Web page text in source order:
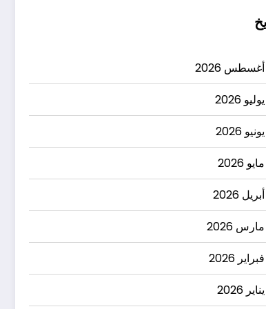
أغسطس 2026
يوليو 2026
يونيو 2026
مايو 2026
أبريل 2026
مارس 2026
فبراير 2026
يناير 2026